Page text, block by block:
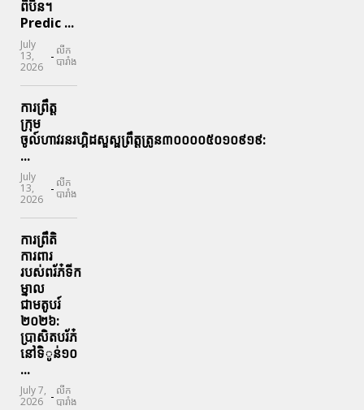
ពិបិន។
Predic ...
July
13,
2026
- លីក
បារាំង
ការព្រឹត្ត
ក្រុម
ចូល៍ហាវរនរហ្គិដសួស្ផព្រឹត្តត្រូន៣០០០០៥០១០៩១៩:
...
July
13,
2026
- លីក
បារាំង
ការព្រឹតិ
ការពារ
របស់ពរ័ភ៎ទីក
ម្នាល
ជាមតូបរ៍
២០២៦:
ប្រាសិតបរ័ភ៎
នៅទិូន់១០
...
July 7,
2026 - លីក
បារាំង